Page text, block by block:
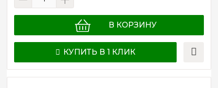
В КОРЗИНУ
КУПИТЬ В 1 КЛИК